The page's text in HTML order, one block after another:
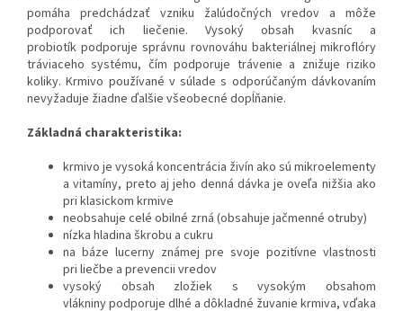
pomáha predchádzať vzniku žalúdočných vredov a môže
podporovať ich liečenie. Vysoký obsah kvasníc a
probiotík podporuje správnu rovnováhu bakteriálnej mikroflóry
tráviaceho systému, čím podporuje trávenie a znižuje riziko
koliky. Krmivo používané v súlade s odporúčaným dávkovaním
nevyžaduje žiadne ďalšie všeobecné dopĺňanie.
Základná charakteristika:
krmivo je vysoká koncentrácia živín ako sú mikroelementy
a vitamíny, preto aj jeho denná dávka je oveľa nižšia ako
pri klasickom krmive
neobsahuje celé obilné zrná (obsahuje jačmenné otruby)
nízka hladina škrobu a cukru
na báze lucerny známej pre svoje pozitívne vlastnosti
pri liečbe a prevencii vredov
vysoký obsah zložiek s vysokým obsahom
vlákniny podporuje dlhé a dôkladné žuvanie krmiva, vďaka